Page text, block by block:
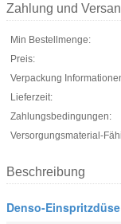
Zahlung und
Min Bestellmenge:
Preis:
Verpackung
Lieferzeit:
Zahlungsbedingungen:
Versorgungsmaterial-
Beschreibung
Denso-Einspritzdüse